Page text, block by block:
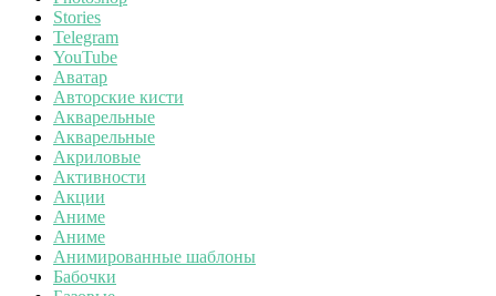
Stories
Telegram
YouTube
Аватар
Авторские кисти
Акварельные
Акварельные
Акриловые
Активности
Акции
Аниме
Аниме
Анимированные шаблоны
Бабочки